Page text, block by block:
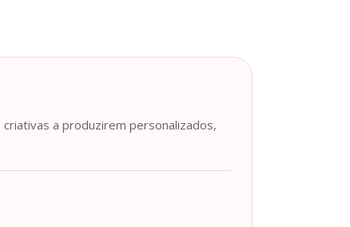
a produzirem personalizados,